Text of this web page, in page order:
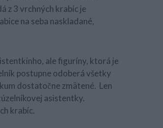
z 3 vrchných krabíc je
na seba naskladané,
ale figuríny, ktorá je
postupne odoberá všetky
dostatočne zmätené. Len
asistentky.
krabíc.